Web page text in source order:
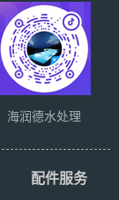
海润德水处理
配件服务